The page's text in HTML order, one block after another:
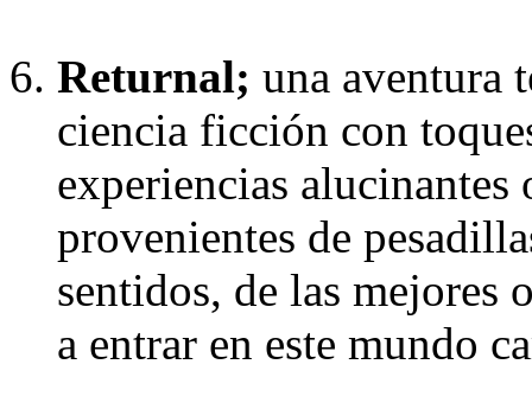
Returnal; una aventura
ciencia ficción con
experiencias alucinantes
provenientes de
sentidos, de las mejores
a entrar en este mundo